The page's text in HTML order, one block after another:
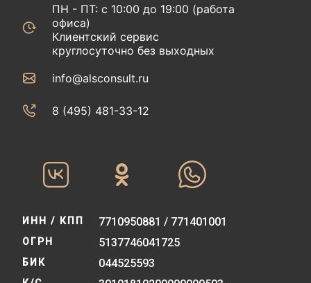
ПН - ПТ: с 10:00 до 19:00 (работа
офиса)
Клиентский сервис
круглосуточно без выходных
info@alsconsult.ru
8 (495) 481-33-12‬‬
ИНН / КПП 7710950881 / 771401001
ОГРН 5137746041725
БИК 044525593